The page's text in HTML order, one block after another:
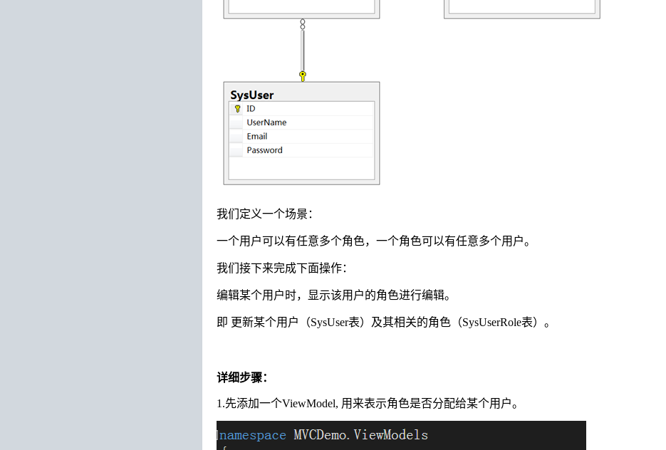
我们定义一个场景：
一个用户可以有任意多个角色，一个角色可以有任意多个用户。
我们接下来完成下面操作：
编辑某个用户时，显示该用户的角色进行编辑。
即 更新某个用户（SysUser表）及其相关的角色（SysUserRole表）。
详细步骤：
1.先添加一个ViewModel, 用来表示角色是否分配给某个用户。